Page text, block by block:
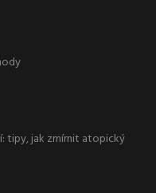
tipy, jak zmírnit atopický